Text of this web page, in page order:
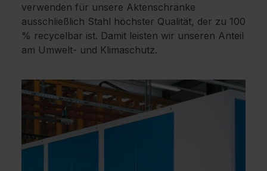
verwenden für unsere Aktenschränke
ausschließlich Stahl höchster Qualität, der zu 100
% recycelbar ist. Damit leisten wir unseren Anteil
am Umwelt- und Klimaschutz.